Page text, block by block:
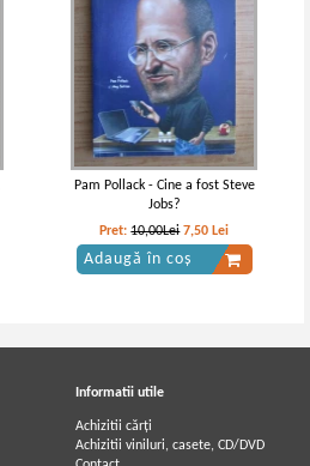
Pam Pollack - Cine a fost Steve
Jobs?
Pret:10,00Lei 7,50 Lei
Adaugă în coș
Informatii utile
Achizitii cărți
Achizitii viniluri, casete, CD/DVD